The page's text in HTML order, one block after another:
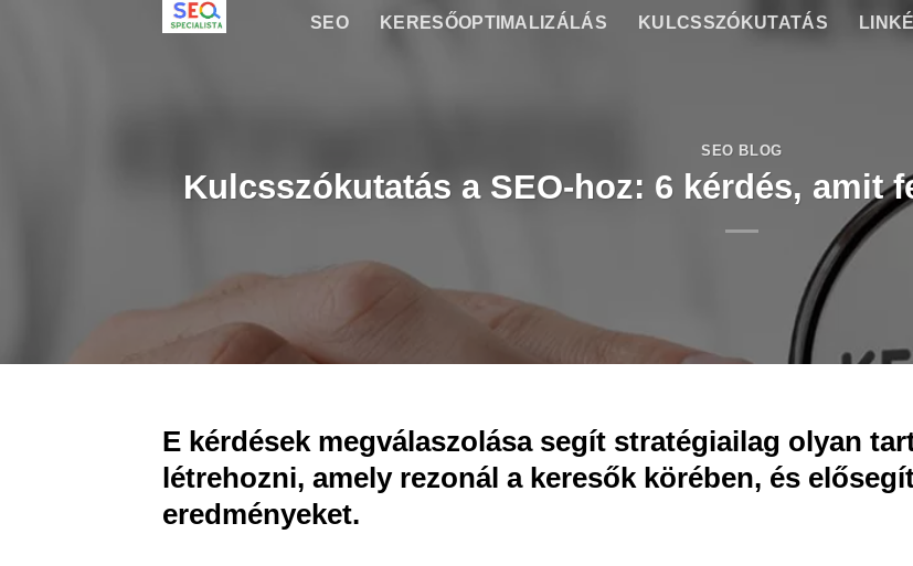
SEO KERESŐOPTIMALIZÁLÁS KULCSSZÓKUTATÁS
SEO BLOG
Kulcsszókutatás a SEO-hoz: 6 kérdés, amit
E kérdések megválaszolása segít stratégiailag olyan
létrehozni, amely rezonál a keresők körében, és
eredményeket.